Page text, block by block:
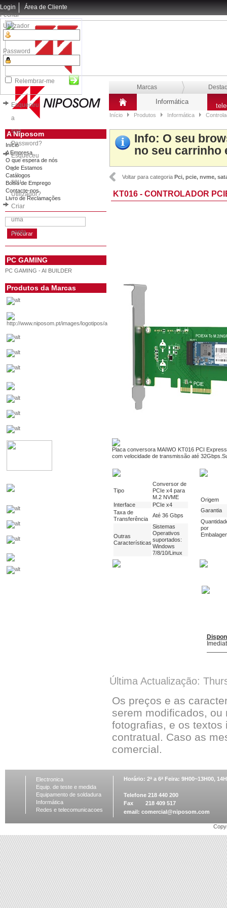
Login
Fechar
Utilizador
Password
Relembrar-me
Esqueceu
a
sua
Password?
Esqueceu
o
seu
Utilizador?
Criar
uma
conta
Área de Cliente
Marcas
Informática
Início Produtos Informática
A Niposom
Início
A Empresa
O que espera de nós
Onde Estamos
Catálogos
Bolsa de Emprego
Contacte-nos
Livro de Reclamações
PC GAMING
PC GAMING - AI BUILDER
Produtos da Marcas
Info: O seu
no seu carrinho
Voltar para categoria Pci, pcie, nvme,
KT016 - CONTROLADOR
Placa conversora MAIWO KT016 PCI
com velocidade de transmissão até
Tipo
Conversor de
PCIe x4 para
M.2 NVME
Interface
PCIe x4
Taxa de
Transferência
Até 36 Gbps
Outras
Características
Sistemas
Operativos
suportados:
Windows
7/8/10/Linux
Origem
Garantia
por
Última Actualização:
Os preços e as
serem modificados, ou
fotografias, e os
contratual. Caso as
comercial.
Electronica
Equip. de teste e medida
Equipamento de soldadura
Informática
Redes e telecomunicacoes
Horário: 2ª a 6ª Feira: 9H00~13H00,
Telefone 218 440 200
Fax 218 409 517
email: comercial@niposom.com